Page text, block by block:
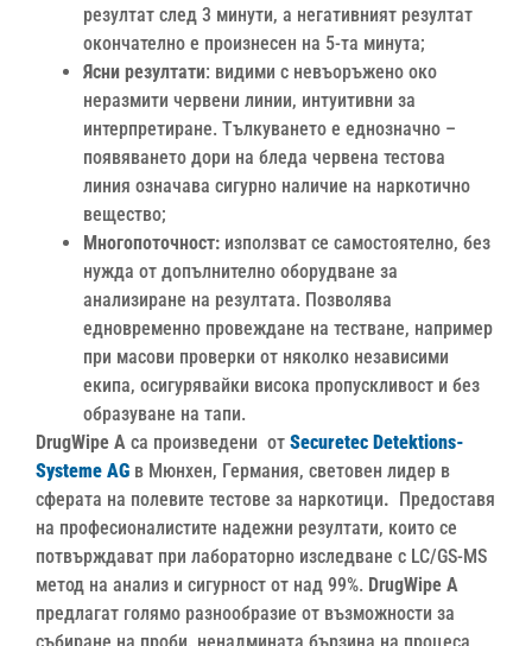
резултат след 3 минути, а негативният резултат
окончателно е произнесен на 5-та минута;
Ясни резултати: видими с невъоръжено око
неразмити червени линии, интуитивни за
интерпретиране. Тълкуването е еднозначно –
появяването дори на бледа червена тестова
линия означава сигурно наличие на наркотично
вещество;
Многопоточност: използват се самостоятелно, без
нужда от допълнително оборудване за
анализиране на резултата. Позволява
едновременно провеждане на тестване, например
при масови проверки от няколко независими
екипа, осигурявайки висока пропускливост и без
образуване на тапи.
DrugWipe А са произведени от Securetec Detektions-
Systeme AG в Мюнхен, Германия, световен лидер в
сферата на полевите тестове за наркотици. Предоставя
на професионалистите надежни резултати, които се
потвърждават при лабораторно изследване с LC/GS-MS
метод на анализ и сигурност от над 99%. DrugWipe А
предлагат голямо разнообразие от възможности за